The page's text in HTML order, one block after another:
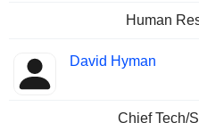
Human
David Hyman
Chief Tech/